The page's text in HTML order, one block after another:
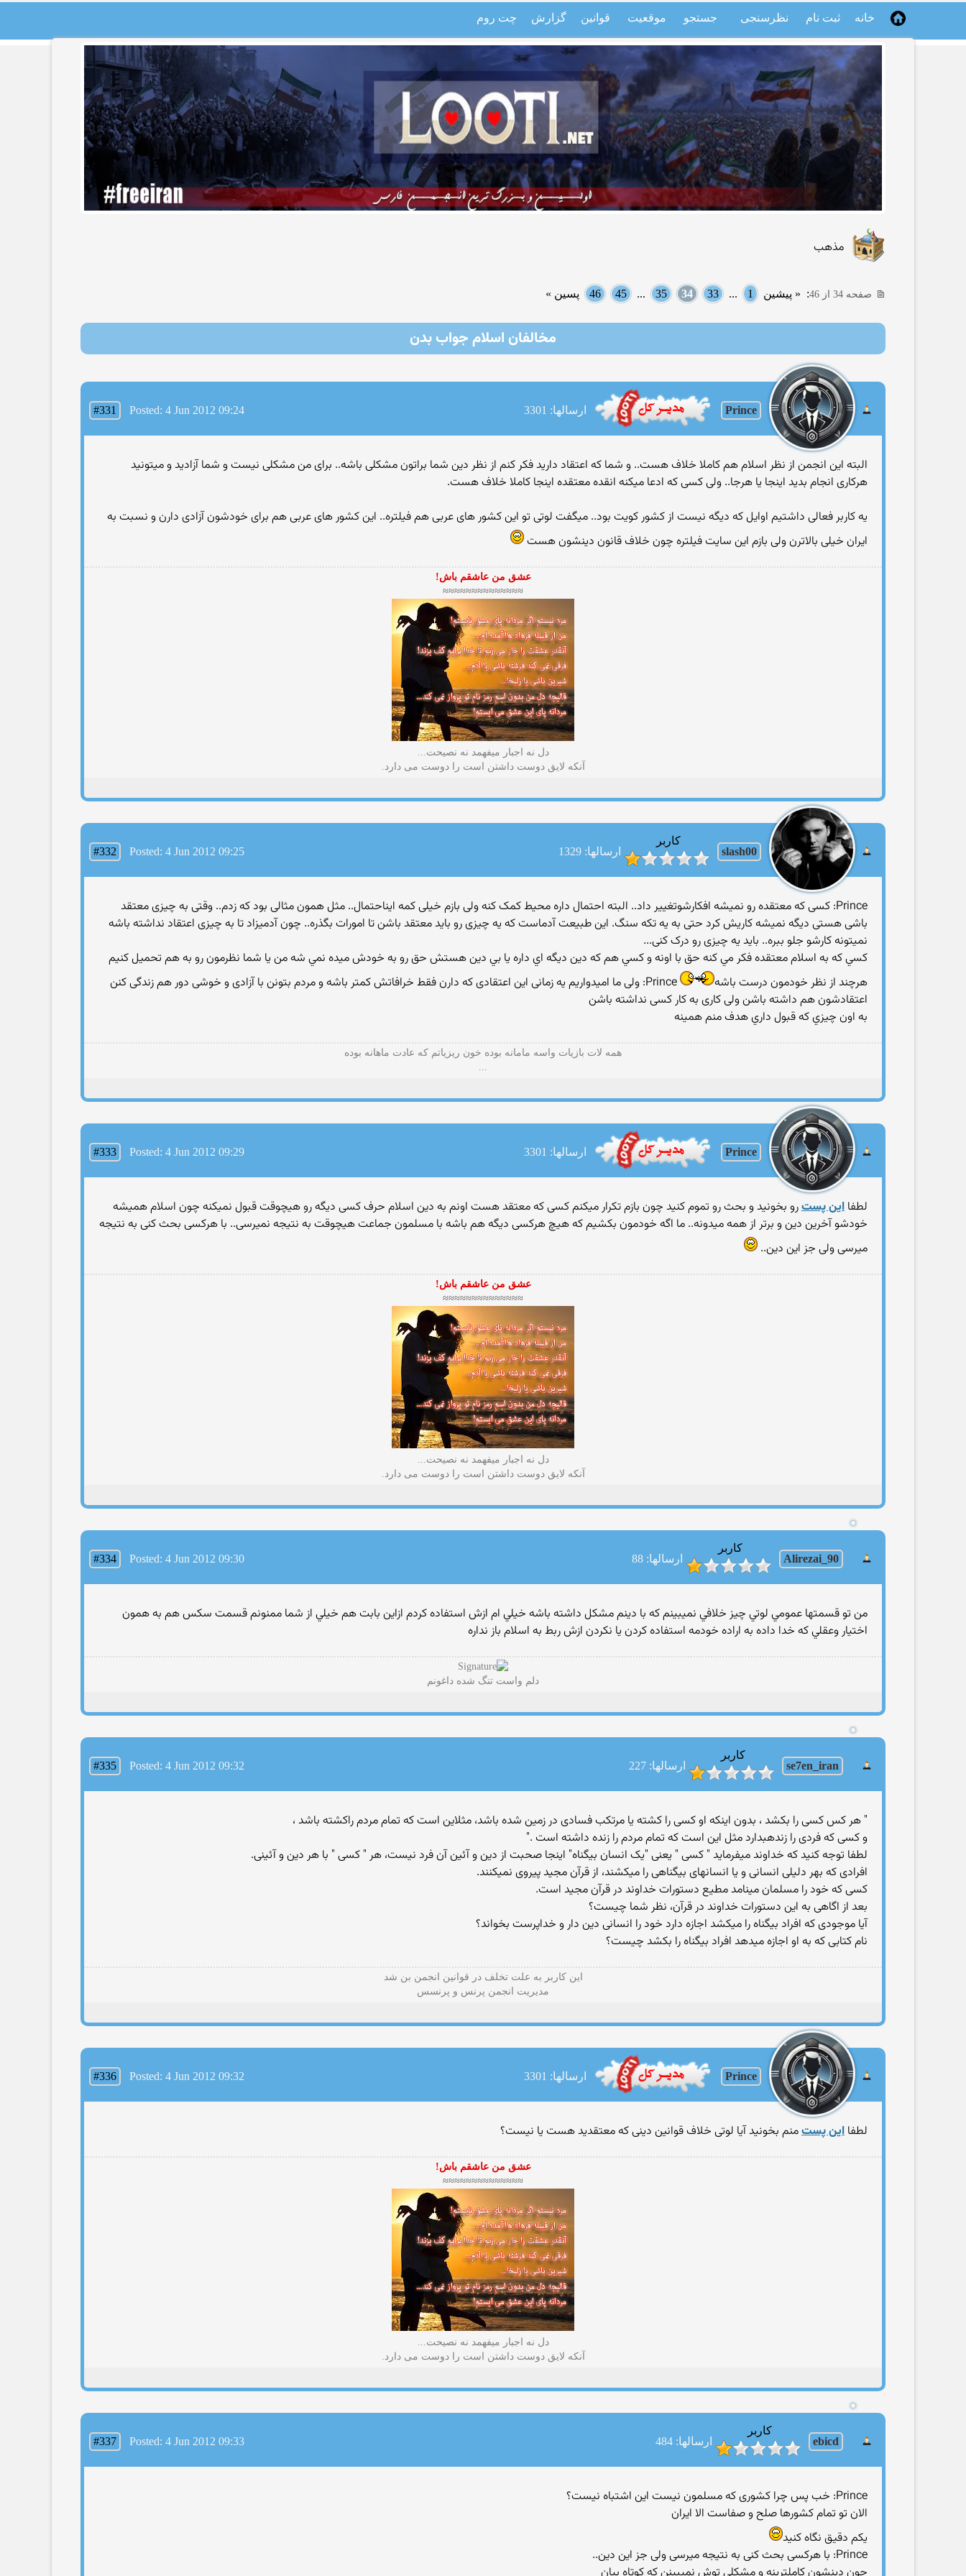
خانه ثبت نام نظرسنجی جستجو موقعیت قوانین گزارش چت روم
مذهب
صفحه 34 از 46 : « پیشین 1
...
33
34
35
...
45
46 پسین »
مخالفان اسلام جواب بدن
Prince ارسالها: 3301 #331 Posted: 4 Jun 2012 09:24
البته این انجمن از نظر اسلام هم کاملا خلاف هست.. و شما که اعتقاد دارید فکر کنم از نظر دین شما براتون مشکلی باشه.. برای من مشکلی نیست و شما آزادید و میتونید
هرکاری انجام بدید اینجا یا هرجا.. ولی کسی که ادعا میکنه انقده معتقده اینجا کاملا خلاف هست.
یه کاربر فعالی داشتیم اوایل که دیگه نیست از کشور کویت بود.. میگفت لوتی تو این کشور های عربی هم فیلتره.. این کشور های عربی هم برای خودشون آزادی دارن و نسبت به
ایران خیلی بالاترن ولی بازم این سایت فیلتره چون خلاف قانون دینشون هست
عشق من عاشقم باش!
≈≈≈≈≈≈≈≈≈≈≈≈≈≈
دل نه اجبار میفهمد نه نصیحت...
آنکه لایق دوست داشتن است را دوست می دارد.
slash00
کاربر
ارسالها: 1329
#332 Posted: 4 Jun 2012 09:25
Prince: کسی که معتقده رو نمیشه افکارشوتغییر داد.. البته احتمال داره محیط کمک کنه ولی بازم خیلی کمه ایناحتمال.. مثل همون مثالی بود که زدم.. وقتی به چیزی معتقد
باشی هستی دیگه نمیشه کاریش کرد حتی به یه تکه سنگ. این طبیعت آدماست که یه چیزی رو باید معتقد باشن تا امورات بگذره.. چون آدمیزاد تا به چیزی اعتقاد نداشته باشه
نمیتونه کارشو جلو ببره.. باید یه چیزی رو درک کنی...
كسي كه به اسلام معتقده فكر مي كنه حق با اونه و كسي هم كه دين ديگه اي داره يا بي دين هستش حق رو به خودش ميده نمي شه من يا شما نظرمون رو به هم تحميل كنيم
هرچند از نظر خودمون درست باشه
Prince: ولی ما امیدواریم یه زمانی این اعتقادی که دارن فقط خرافاتش کمتر باشه و مردم بتونن با آزادی و خوشی دور هم زندگی کنن
اعتقادشون هم داشته باشن ولی کاری به کار کسی نداشته باشن
به اون چيزي كه قبول داري هدف منم همينه
همه لات بازیات واسه مامانه بوده خون ریزیاتم که عادت ماهانه بوده
...
Prince ارسالها: 3301 #333 Posted: 4 Jun 2012 09:29
لطفا این پسترو بخونید و بحث رو تموم کنید چون بازم تکرار میکنم کسی که معتقد هست اونم به دین اسلام حرف کسی دیگه رو هیچوقت قبول نمیکنه چون اسلام همیشه
خودشو آخرین دین و برتر از همه میدونه.. ما اگه خودمون بکشیم که هیچ هرکسی دیگه هم باشه با مسلمون جماعت هیچوقت به نتیجه نمیرسی.. با هرکسی بحث کنی به نتیجه
میرسی ولی جز این دین..
عشق من عاشقم باش!
≈≈≈≈≈≈≈≈≈≈≈≈≈≈
دل نه اجبار میفهمد نه نصیحت...
آنکه لایق دوست داشتن است را دوست می دارد.
Alirezai_90
کاربر
ارسالها: 88
#334 Posted: 4 Jun 2012 09:30
من تو قسمتها عمومي لوتي چيز خلافي نميبينم كه با دينم مشكل داشته باشه خيلي ام ازش استفاده كردم ازاين بابت هم خيلي از شما ممنونم قسمت سكس هم به همون
اختيار وعقلي كه خدا داده به اراده خودمه استفاده كردن يا نكردن ازش ربط به اسلام باز نداره
دلم واست تنگ شده داغونم
se7en_iran
کاربر
ارسالها: 227
#335 Posted: 4 Jun 2012 09:32
" هر كس كسی را بكشد ، بدون اينكه او كسی را كشته يا مرتكب فسادی در زمين شده باشد، مثلاين است كه تمام مردم راكشته باشد ،
و كسی كه فردی را زندهبدارد مثل اين است كه تمام مردم را زنده داشته است ."
لطفا توجه کنيد که خداوند ميفرمايد " کسی " يعنی "يک انسان بيگناه" اينجا صحبت از دين و آئين آن فرد نيست، هر " کسی " با هر دين و آئينی.
افرادی که بهر دليلی انسانی و يا انسانهای بيگناهی را ميکشند، از قرآن مجيد پيروی نميکنند.
کسی که خود را مسلمان مينامد مطيع دستورات خداوند در قرآن مجيد است.
بعد از اگاهی به اين دستورات خداوند در قرآن، نظر شما چيست؟
آيا موجودی که افراد بيگناه را ميکشد اجازه دارد خود را انسانی دين دار و خداپرست بخواند؟
نام کتابی که به او اجازه ميدهد افراد بيگناه را بکشد چيست؟
این كاربر به علت تخلف در قوانین انجمن بن شد
مدیریت انجمن پرنس و پرنسس
Prince ارسالها: 3301 #336 Posted: 4 Jun 2012 09:32
لطفا این پستمنم بخونید آیا لوتی خلاف قوانین دینی که معتقدید هست یا نیست؟
عشق من عاشقم باش!
≈≈≈≈≈≈≈≈≈≈≈≈≈≈
دل نه اجبار میفهمد نه نصیحت...
آنکه لایق دوست داشتن است را دوست می دارد.
ebicd
کاربر
ارسالها: 484
#337 Posted: 4 Jun 2012 09:33
Prince: خب پس چرا کشوری که مسلمون نیست این اشتباه نیست؟
الان تو تمام کشورها صلح و صفاست الا ایران
یکم دقیق نگاه کنید
Prince: با هرکسی بحث کنی به نتیجه میرسی ولی جز این دین..